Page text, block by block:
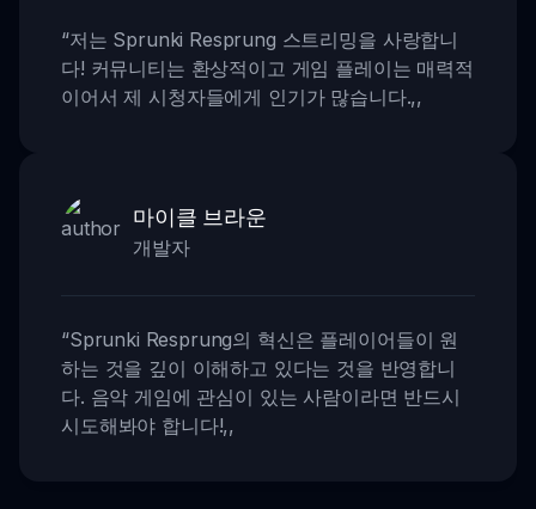
“저는 Sprunki Resprung 스트리밍을 사랑합니
다! 커뮤니티는 환상적이고 게임 플레이는 매력적
이어서 제 시청자들에게 인기가 많습니다.,,
마이클 브라운
개발자
“Sprunki Resprung의 혁신은 플레이어들이 원
하는 것을 깊이 이해하고 있다는 것을 반영합니
다. 음악 게임에 관심이 있는 사람이라면 반드시
시도해봐야 합니다!,,